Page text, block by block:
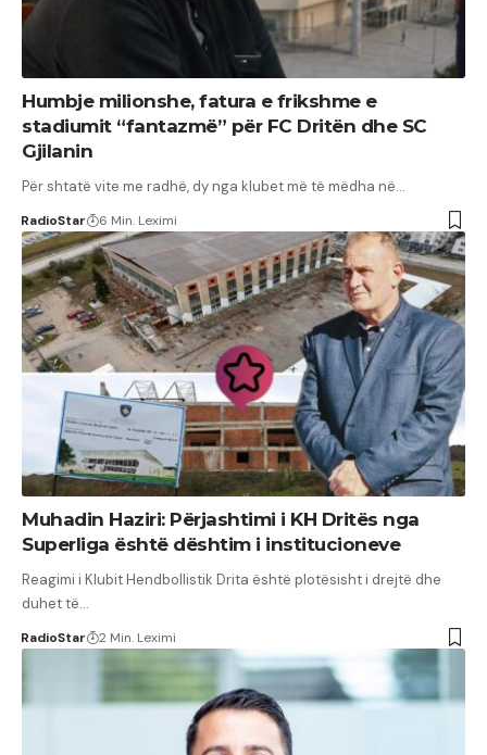
Humbje milionshe, fatura e frikshme e
stadiumit “fantazmë” për FC Dritën dhe SC
Gjilanin
Për shtatë vite me radhë, dy nga klubet më të mëdha në…
RadioStar 6 Min. Leximi
Muhadin Haziri: Përjashtimi i KH Dritës nga
Superliga është dështim i institucioneve
Reagimi i Klubit Hendbollistik Drita është plotësisht i drejtë dhe
duhet të…
RadioStar 2 Min. Leximi